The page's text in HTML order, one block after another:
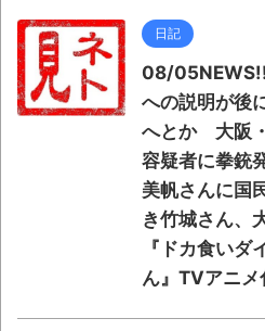
日記
08/
への説明が後
へとか 大阪
容疑者に拳銃
美帆さんに国
き竹城さん、
『ドカ食いダ
ん』TVアニメ